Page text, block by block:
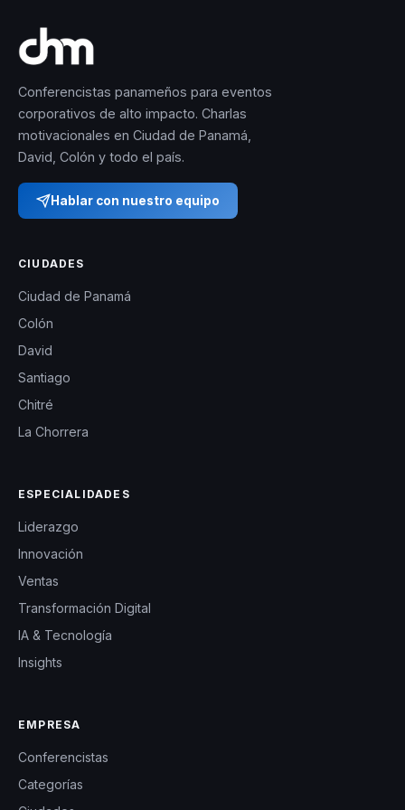
Conferencistas panameños para eventos
corporativos de alto impacto. Charlas
motivacionales en Ciudad de Panamá,
David, Colón y todo el país.
Hablar con nuestro equipo
CIUDADES
Ciudad de Panamá
Colón
David
Santiago
Chitré
La Chorrera
ESPECIALIDADES
Liderazgo
Innovación
Ventas
Transformación Digital
IA & Tecnología
Insights
EMPRESA
Conferencistas
Categorías